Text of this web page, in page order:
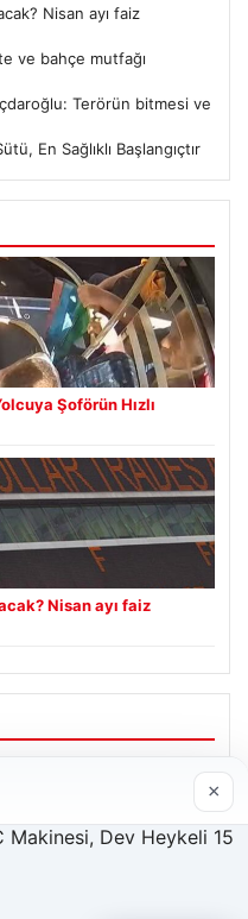
Nisan ayı faiz
ve bahçe mutfağı
Terörün bitmesi ve
En Sağlıklı Başlangıçtır
Şoförün Hızlı
Nisan ayı faiz
×